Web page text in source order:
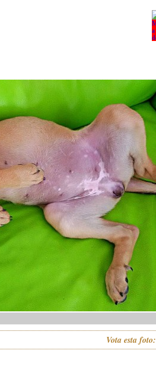
Vota esta foto: